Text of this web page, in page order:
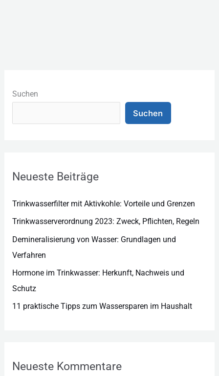
Suchen
Suchen
Neueste Beiträge
Trinkwasserfilter mit Aktivkohle: Vorteile und Grenzen
Trinkwasserverordnung 2023: Zweck, Pflichten, Regeln
Demineralisierung von Wasser: Grundlagen und
Verfahren
Hormone im Trinkwasser: Herkunft, Nachweis und
Schutz
11 praktische Tipps zum Wassersparen im Haushalt
Neueste Kommentare
a
e
r
e
n